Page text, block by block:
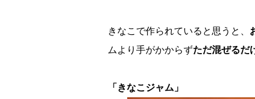
きなこで作られていると思うと、
ムより手がかからずただ混ぜるだ
「きなこジャム」